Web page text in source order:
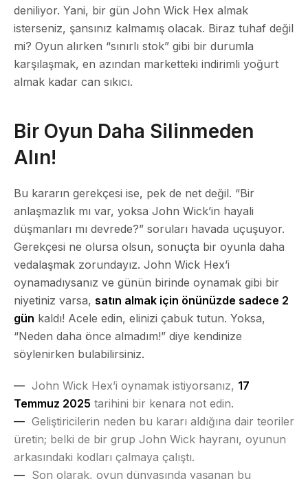
deniliyor. Yani, bir gün John Wick Hex almak
isterseniz, şansınız kalmamış olacak. Biraz tuhaf değil
mi? Oyun alırken “sınırlı stok” gibi bir durumla
karşılaşmak, en azından marketteki indirimli yoğurt
almak kadar can sıkıcı.
Bir Oyun Daha Silinmeden
Alın!
Bu kararın gerekçesi ise, pek de net değil. “Bir
anlaşmazlık mı var, yoksa John Wick’in hayali
düşmanları mı devrede?” soruları havada uçuşuyor.
Gerekçesi ne olursa olsun, sonuçta bir oyunla daha
vedalaşmak zorundayız. John Wick Hex’i
oynamadıysanız ve günün birinde oynamak gibi bir
niyetiniz varsa, satın almak için önünüzde sadece 2
gün kaldı! Acele edin, elinizi çabuk tutun. Yoksa,
“Neden daha önce almadım!” diye kendinize
söylenirken bulabilirsiniz.
John Wick Hex’i oynamak istiyorsanız, 17
Temmuz 2025 tarihini bir kenara not edin.
Geliştiricilerin neden bu kararı aldığına dair teoriler
üretin; belki de bir grup John Wick hayranı, oyunun
arkasındaki kodları çalmaya çalıştı.
Son olarak, oyun dünyasında yaşanan bu